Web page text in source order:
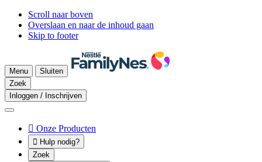
Scroll naar boven
Overslaan en naar de inhoud gaan
Skip to footer
Menu
Sluiten
Zoek
Inloggen / Inschrijven
 Onze Producten
 Hulp nodig?
Zoek